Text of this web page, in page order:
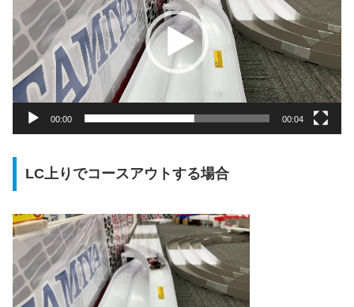
レ
ー
ヤ
ー
00:00 00:04
LC上りでコースアウトする場合